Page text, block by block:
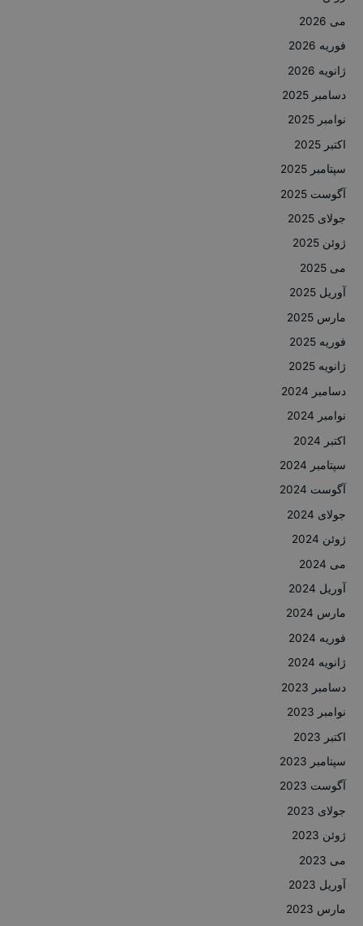
می 2026
فوریه 2026
ژانویه 2026
دسامبر 2025
نوامبر 2025
اکتبر 2025
سپتامبر 2025
آگوست 2025
جولای 2025
ژوئن 2025
می 2025
آوریل 2025
مارس 2025
فوریه 2025
ژانویه 2025
دسامبر 2024
نوامبر 2024
اکتبر 2024
سپتامبر 2024
آگوست 2024
جولای 2024
ژوئن 2024
می 2024
آوریل 2024
مارس 2024
فوریه 2024
ژانویه 2024
دسامبر 2023
نوامبر 2023
اکتبر 2023
سپتامبر 2023
آگوست 2023
جولای 2023
ژوئن 2023
می 2023
آوریل 2023
مارس 2023